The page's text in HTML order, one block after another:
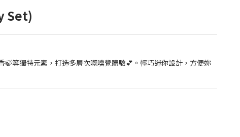
Set)
等獨特元素，打造多層次嘅嗅覺體驗💕。輕巧迷你設計，方便妳